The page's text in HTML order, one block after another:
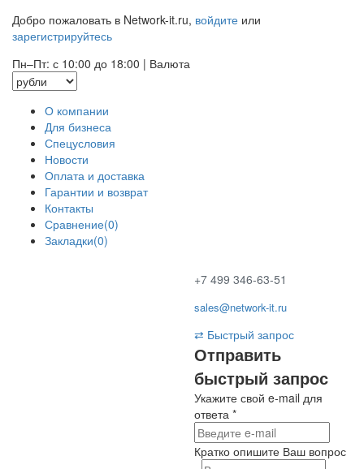
Добро пожаловать в Network-it.ru, войдите или
зарегистрируйтесь
Пн–Пт: с 10:00 до 18:00 | Валюта
О компании
Для бизнеса
Спецусловия
Новости
Оплата и доставка
Гарантии и возврат
Контакты
Сравнение(0)
Закладки(0)
+7 499 346-63-51
sales@network-it.ru
⇄ Быстрый запрос
Отправить
быстрый запрос
Укажите свой e-mail для
ответа *
Кратко опишите Ваш вопрос